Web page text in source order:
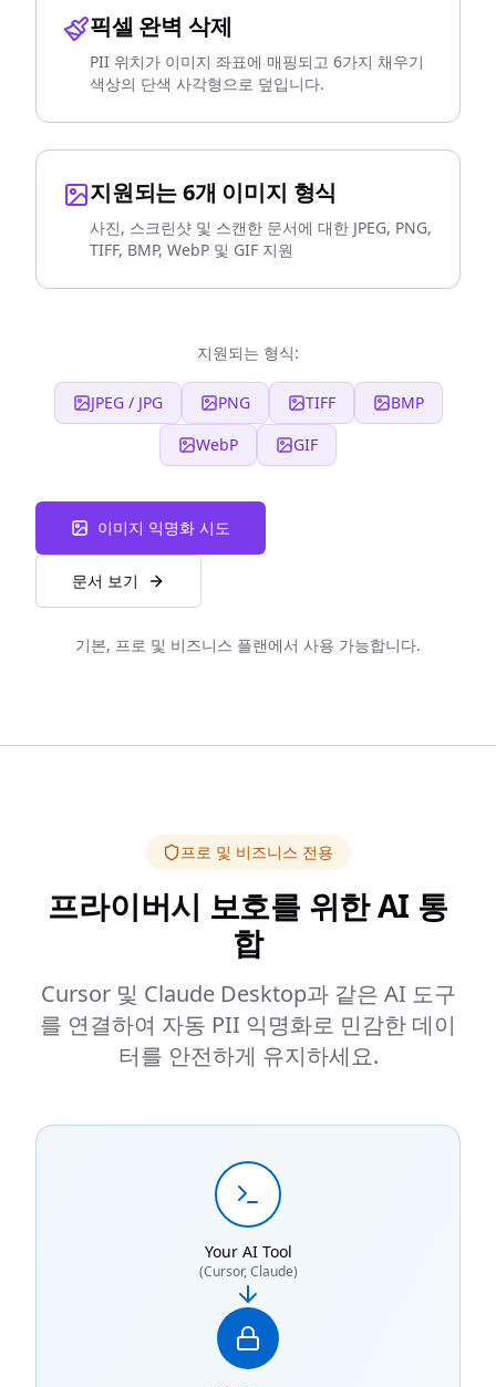
픽셀 완벽 삭제
PII 위치가 이미지 좌표에 매핑되고 6가지 채우기
색상의 단색 사각형으로 덮입니다.
지원되는 6개 이미지 형식
사진, 스크린샷 및 스캔한 문서에 대한 JPEG, PNG,
TIFF, BMP, WebP 및 GIF 지원
지원되는 형식:
JPEG / JPG PNG TIFF
BMP
WebP
GIF
이미지 익명화 시도
문서 보기
기본, 프로 및 비즈니스 플랜에서 사용 가능합니다.
프로 및 비즈니스 전용
프라이버시 보호를 위한 AI 통
합
Cursor 및 Claude Desktop과 같은 AI 도구
를 연결하여 자동 PII 익명화로 민감한 데이
터를 안전하게 유지하세요.
Your AI Tool
(Cursor, Claude)